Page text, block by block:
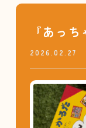
『あっ
2026.02.27